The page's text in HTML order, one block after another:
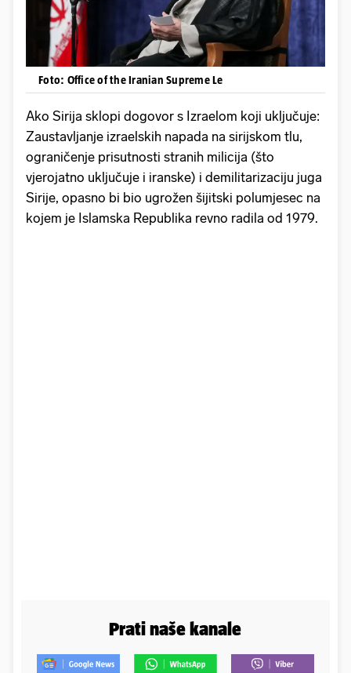
Foto: Office of the Iranian Supreme Le
Ako Sirija sklopi dogovor s Izraelom koji uključuje:
Zaustavljanje izraelskih napada na sirijskom tlu,
ograničenje prisutnosti stranih milicija (što
vjerojatno uključuje i iranske) i demilitarizaciju juga
Sirije, opasno bi bio ugrožen šijitski polumjesec na
kojem je Islamska Republika revno radila od 1979.
Prati naše kanale